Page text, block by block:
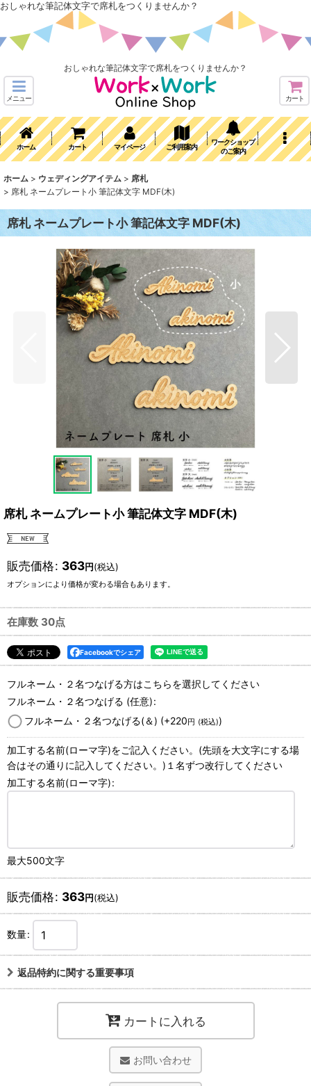
おしゃれな筆記体文字で席札をつくりませんか？
おしゃれな筆記体文字で席札をつくりませんか？
メニュー カート
ホーム カート マイページ ご利用案内
ワークショップ
のご案内
ホーム > ウェディングアイテム > 席札
> 席札 ネームプレート小 筆記体文字 MDF(木)
席札 ネームプレート小 筆記体文字 MDF(木)
席札 ネームプレート小 筆記体文字 MDF(木)
販売価格: 363円(税込)
オプションにより価格が変わる場合もあります。
在庫数 30点
Facebookでシェア
フルネーム・２名つなげる方はこちらを選択してください
フルネーム・２名つなげる (任意):
フルネーム・２名つなげる(＆) (+220 円 (税込))
加工する名前(ローマ字)をご記入ください。(先頭を大文字にする場
合はその通りに記入してください。)１名ずつ改行してください
加工する名前(ローマ字):
最大500文字
販売価格: 363円(税込)
数量:
返品特約に関する重要事項
カートに入れる
お問い合わせ